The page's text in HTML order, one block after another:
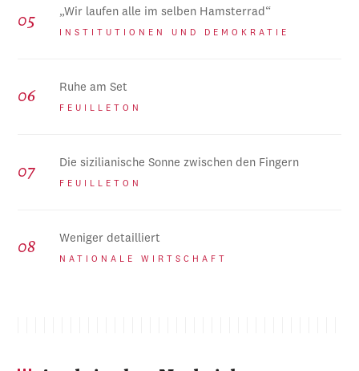
„Wir laufen alle im selben Hamsterrad“
INSTITUTIONEN UND DEMOKRATIE
Ruhe am Set
FEUILLETON
Die sizilianische Sonne zwischen den Fingern
FEUILLETON
Weniger detailliert
NATIONALE WIRTSCHAFT